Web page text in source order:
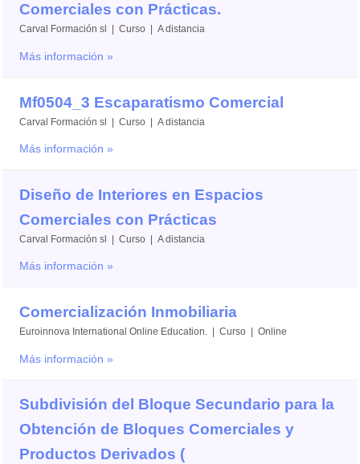
Comerciales con Prácticas.
Carval Formación sl | Curso | A distancia
Más información »
Mf0504_3 Escaparatismo Comercial
Carval Formación sl | Curso | A distancia
Más información »
Diseño de Interiores en Espacios
Comerciales con Prácticas
Carval Formación sl | Curso | A distancia
Más información »
Comercialización Inmobiliaria
Euroinnova International Online Education. | Curso | Online
Más información »
Subdivisión del Bloque Secundario para la
Obtención de Bloques Comerciales y
Productos Derivados (